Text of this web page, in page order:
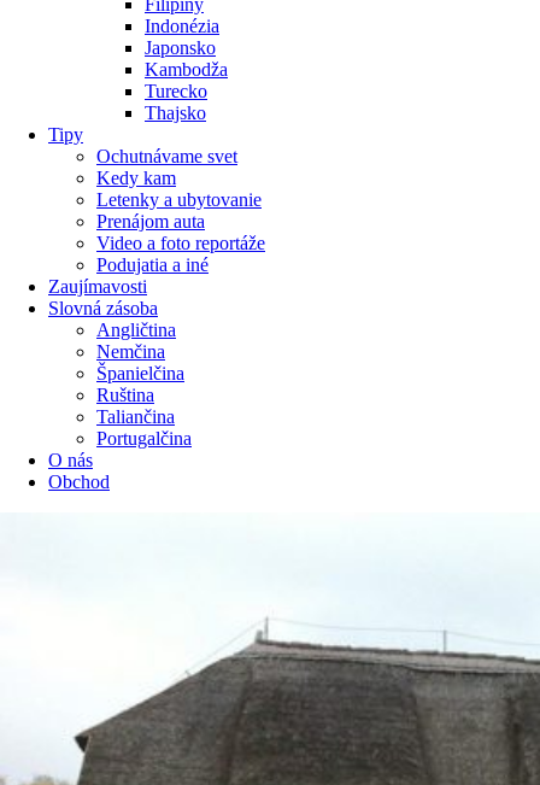
Filipíny
Indonézia
Japonsko
Kambodža
Turecko
Thajsko
Tipy
Ochutnávame svet
Kedy kam
Letenky a ubytovanie
Prenájom auta
Video a foto reportáže
Podujatia a iné
Zaujímavosti
Slovná zásoba
Angličtina
Nemčina
Španielčina
Ruština
Taliančina
Portugalčina
O nás
Obchod